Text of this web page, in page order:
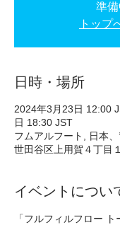
準備
トップ
日時・場所
2024年3月23日 12:00
日 18:30 JST
フムアルフート, 日本
世田谷区上用賀４丁目
イベントについ
「フルフィルフロー